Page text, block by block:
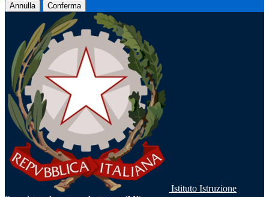
Annulla Conferma
Istituto Istruzione